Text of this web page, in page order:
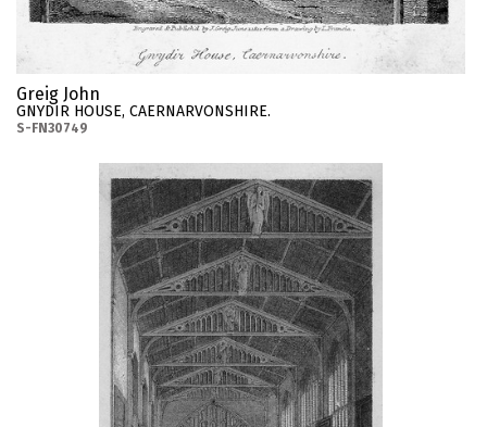
Greig John
GNYDIR HOUSE, CAERNARVONSHIRE.
S-FN30749